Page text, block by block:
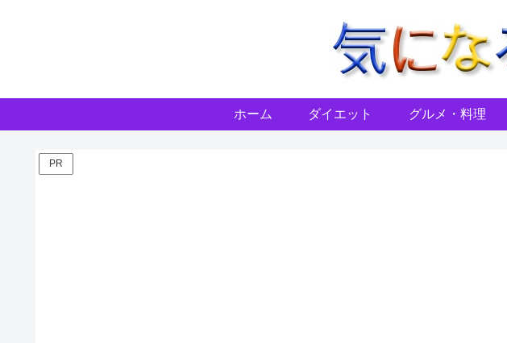
ホーム ダイエット グルメ・料理
PR